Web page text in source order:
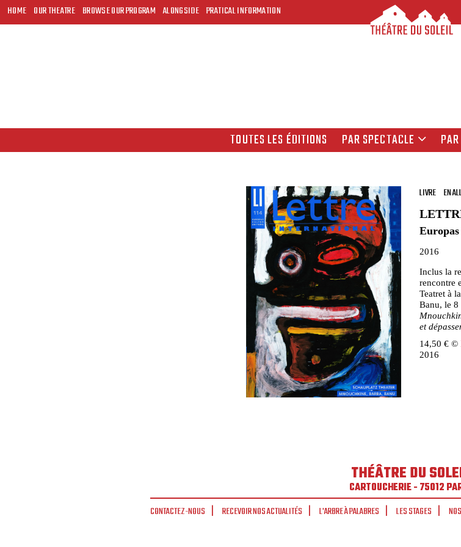
HOME OUR THEATRE BROWSE OUR PROGRAM ALONGSIDE PRATICAL INFORMATION
TOUTES LES ÉDITIONS PAR SPECTACLE
LIVRE EN
2016
Inclus la
rencontre
Teatret à
Banu, le 8
et
14,50 € ©
2016
THÉÂTRE DU
CARTOUCHERIE - 75012
CONTACTEZ-NOUS
RECEVOIR NOS ACTUALITÉS L'ARBRE À PALABRES LES STAGES